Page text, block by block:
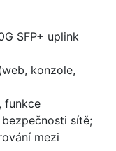
uplink
konzole,
sítě;
mezi